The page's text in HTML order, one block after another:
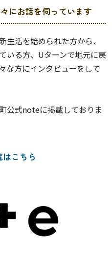
にお話を伺っています
活を始められた方から、
いる方、Uターンで地元に戻
な方にインタビューをして
公式noteに掲載しておりま
こちら